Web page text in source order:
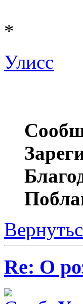
*
Улисс
Re: О